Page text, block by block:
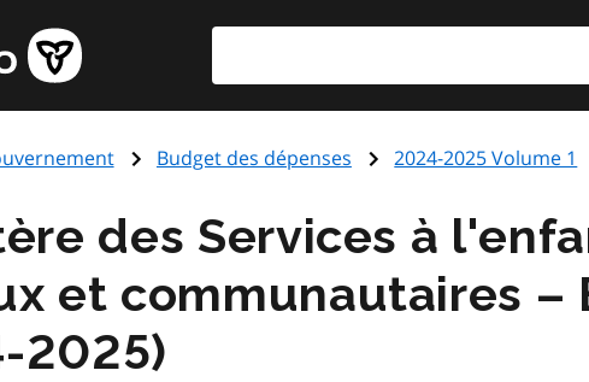
Budget des dépenses 2024-2025 Volume 1
des Services à
et communautaires –
2025)